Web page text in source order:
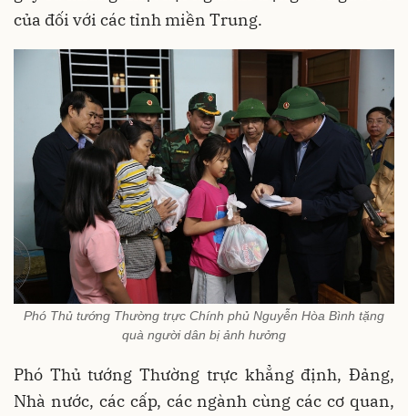
của đối với các tỉnh miền Trung.
Phó Thủ tướng Thường trực Chính phủ Nguyễn Hòa Bình tặng
quà người dân bị ảnh hưởng
Phó Thủ tướng Thường trực khẳng định, Đảng,
Nhà nước, các cấp, các ngành cùng các cơ quan,